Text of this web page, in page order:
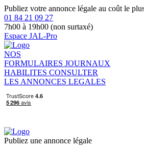
Publiez votre annonce légale au coût le
01 84 21 09 27
7h00 à 19h00 (non surtaxé)
Espace JAL-Pro
NOS
FORMULAIRES JOURNAUX
HABILITES CONSULTER
LES ANNONCES LEGALES
Publiez une annonce légale